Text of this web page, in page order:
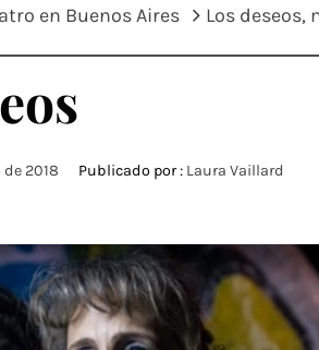
en Buenos Aires Los deseos,
de 2018 Publicado por : Laura Vaillard